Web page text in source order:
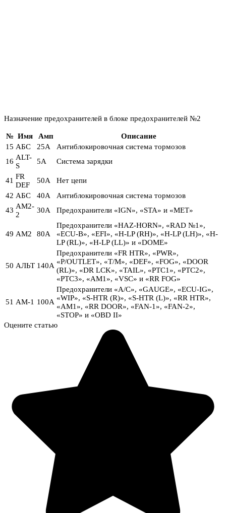
Назначение предохранителей в блоке предохранителей №2
№ Имя Амп
Описание
15 АБС 25А
Антиблокировочная система тормозов
16 ALT-
S
5А Система зарядки
41 FR
DEF
50А
Нет цепи
42 АБС 40А
Антиблокировочная система тормозов
43 АМ2-
2
30А Предохранители «IGN», «STA» и «MET»
49 АМ2 80А
Предохранители «HAZ-HORN», «RAD №1»,
«ECU-B», «EFI», «H-LP (RH)», «H-LP (LH)», «H-
LP (RL)», «H-LP (LL)» и «DOME»
50 АЛЬТ 140А
Предохранители «FR HTR», «PWR»,
«P/OUTLET», «T/M», «DEF», «FOG», «DOOR
(RL)», «DR LCK», «TAIL», «PTC1», «PTC2»,
«PTC3», «AM1», «VSC» и «RR FOG»
51 АМ-1 100А
Предохранители «A/C», «GAUGE», «ECU-IG»,
«WIP», «S-HTR (R)», «S-HTR (L)», «RR HTR»,
«AM1», «RR DOOR», «FAN-1», «FAN-2»,
«STOP» и «OBD II»
Оцените статью